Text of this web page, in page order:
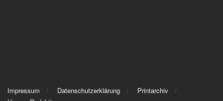
Impressum Datenschutzerklärung
Printarchiv